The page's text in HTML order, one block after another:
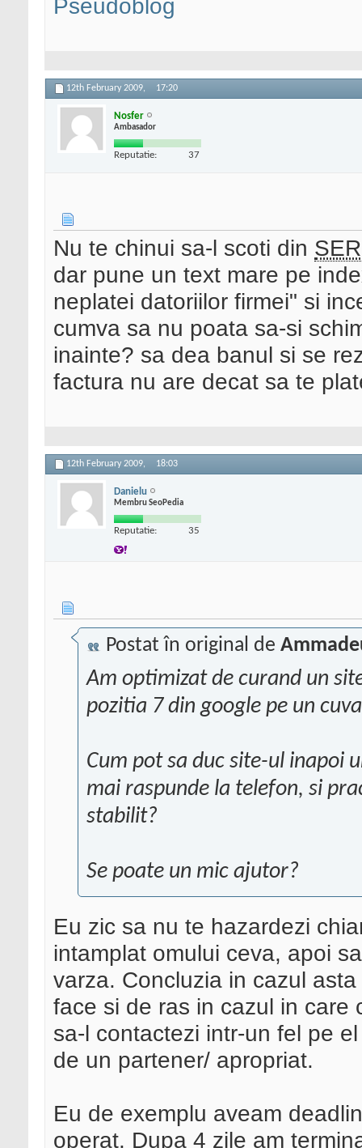
Pseudoblog
12th February 2009, 17:20
Nosfer
Ambasador
Reputatie: 37
Nu te chinui sa-l scoti din
dar pune un text mare pe
neplatei datoriilor firmei" si
cumva sa nu poata sa-si
inainte? sa dea banul si se
factura nu are decat sa te
12th February 2009, 18:03
Danielu
Membru SeoPedia
Reputatie: 35
Postat în original de
Am optimizat de curand un
pozitia 7 din google pe un
Cum pot sa duc site-ul inapoi
mai raspunde la telefon, si
stabilit?
Se poate un mic ajutor?
Eu zic sa nu te hazardezi
intamplat omului ceva, apoi
varza. Concluzia in cazul
face si de ras in cazul in care
sa-l contactezi intr-un fel pe
de un partener/ apropriat.
Eu de exemplu aveam
operat. Dupa 4 zile am